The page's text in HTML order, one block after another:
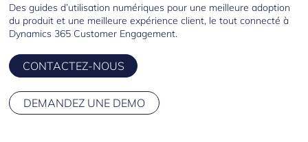
Des guides d’utilisation numériques pour une meilleure adoption
du produit et une meilleure expérience client, le tout connecté à
Dynamics 365 Customer Engagement.
CONTACTEZ-NOUS
DEMANDEZ UNE DEMO